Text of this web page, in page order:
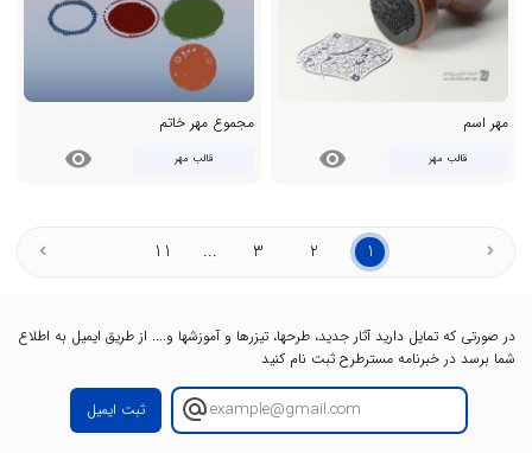
مهر اسم
قالب مهر visibility
مجموع مهر خاتم
قالب مهر visibility
1
2
3
...
11
در صورتی که تمایل دارید آثار جدید، طرحها، تیزرها و آموزشها و.... از طریق ایمیل به اطلاع
شما برسد در خبرنامه مسترطرح ثبت نام کنید
ثبت ایمیل